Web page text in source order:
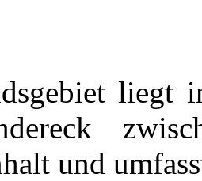
liegt
und